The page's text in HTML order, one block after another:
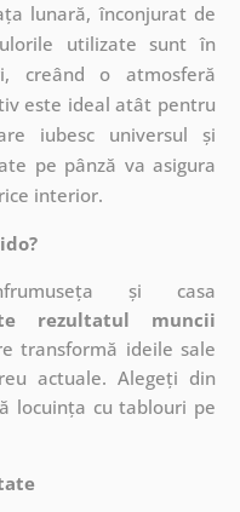
lunară, înconjurat de
utilizate sunt în
creând o atmosferă
este ideal atât pentru
iubesc universul și
pe pânză va asigura
interior.
și casa
rezultatul muncii
transformă ideile sale
actuale. Alegeți din
locuința cu tablouri pe